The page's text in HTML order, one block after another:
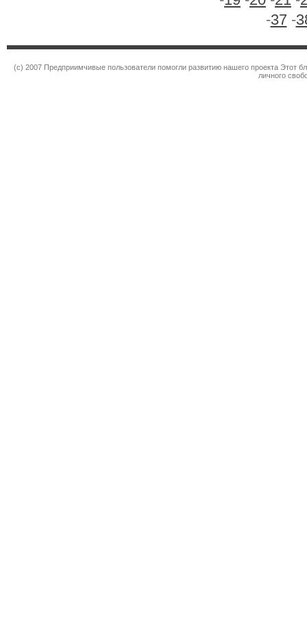
-37-
(c) 2007 Предприимчивые пользователи помогли развитию нашего проекта Этот
личного